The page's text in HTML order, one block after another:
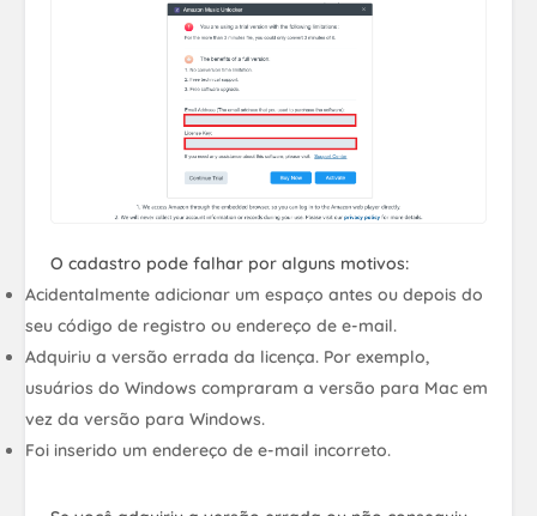
O cadastro pode falhar por alguns motivos:
Acidentalmente adicionar um espaço antes ou depois do
seu código de registro ou endereço de e-mail.
Adquiriu a versão errada da licença. Por exemplo,
usuários do Windows compraram a versão para Mac em
vez da versão para Windows.
Foi inserido um endereço de e-mail incorreto.